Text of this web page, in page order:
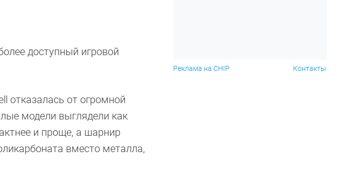
доступный игровой
отказалась от огромной
модели выглядели как
и проще, а шарнир
вместо металла,
Реклама на CHIP Контакты